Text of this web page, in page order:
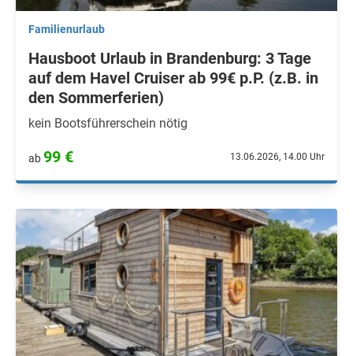
Familienurlaub
Hausboot Urlaub in Brandenburg: 3 Tage
auf dem Havel Cruiser ab 99€ p.P. (z.B. in
den Sommerferien)
kein Bootsführerschein nötig
ab99 € 13.06.2026, 14.00 Uhr